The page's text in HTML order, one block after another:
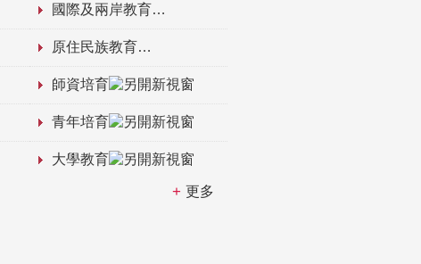
國際及兩岸教育
原住民族教育
師資培育
青年培育
大學教育
更多